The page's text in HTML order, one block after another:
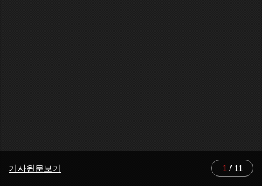
기사원문보기 1 / 11